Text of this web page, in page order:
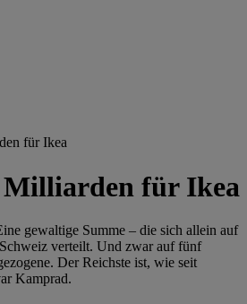
für Ikea
Milliarden für Ikea
gewaltige Summe – die sich allein auf
verteilt. Und zwar auf fünf
Der Reichste ist, wie seit
Kamprad.